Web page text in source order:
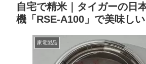
自宅で精米｜タイガーの日
機「RSE-A100」で美味し
家電製品